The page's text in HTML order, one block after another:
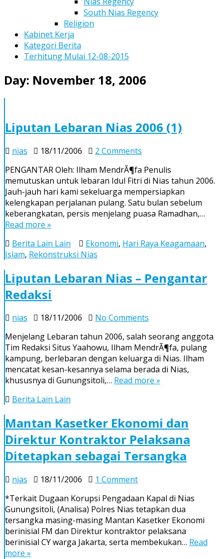
South Nias Regency
Religion
Kabinet Kerja
Kategori Berita
Terhitung Mulai 12-08-2015
Day: November 18, 2006
Liputan Lebaran Nias 2006 (1)
nias 18/11/2006 2 Comments
Lebaran
Nias
2006
(1)
PENGANTAR Oleh: Ilham MendrÃ¶fa Penulis
memutuskan untuk lebaran Idul Fitri di Nias tahun 2006.
Jauh-jauh hari kami sekeluarga mempersiapkan
kelengkapan perjalanan pulang. Satu bulan sebelum
keberangkatan, persis menjelang puasa Ramadhan,…
Read more »
Berita Lain Lain
Ekonomi, Hari Raya Keagamaan,
Islam, Rekonstruksi Nias
Liputan Lebaran Nias – Pengantar
Redaksi
nias 18/11/2006 No Comments
Lebaran
Nias
–
Pengantar
Redaksi
Menjelang Lebaran tahun 2006, salah seorang anggota
Tim Redaksi Situs Yaahowu, Ilham MendrÃ¶fa, pulang
kampung, berlebaran dengan keluarga di Nias. Ilham
mencatat kesan-kesannya selama berada di Nias,
khususnya di Gunungsitoli,… Read more »
Berita Lain Lain
Mantan Kasetker Ekonomi dan
Direktur Kontraktor Pelaksana
Ditetapkan sebagai Tersangka
nias 18/11/2006 1 Commenton
Kasetker
Ekonomi
dan
Direktur
Kontraktor
*Terkait Dugaan Korupsi Pengadaan Kapal di Nias
Gunungsitoli, (Analisa) Polres Nias tetapkan dua
tersangka masing-masing Mantan Kasetker Ekonomi
berinisial FM dan Direktur kontraktor pelaksana
berinisial CY warga Jakarta, serta membekukan… Read
more »